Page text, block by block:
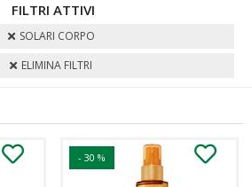
FILTRI ATTIVI
SOLARI CORPO
ELIMINA FILTRI
- 30 %